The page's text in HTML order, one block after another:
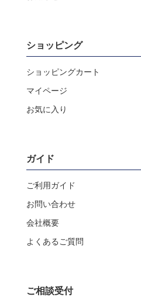
ショッピング
ショッピングカート
マイページ
お気に入り
ガイド
ご利用ガイド
お問い合わせ
会社概要
よくあるご質問
ご相談受付